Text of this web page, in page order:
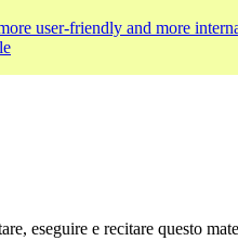
user-friendly and more
eseguire e recitare questo